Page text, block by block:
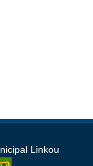
Linkou